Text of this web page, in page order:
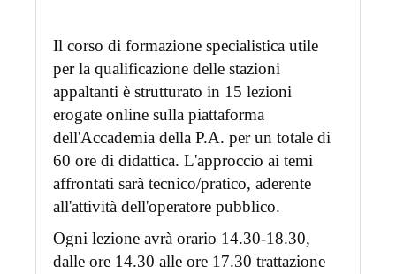
Il corso di formazione specialistica utile
per la qualificazione delle stazioni
appaltanti è strutturato in 15 lezioni
erogate online sulla piattaforma
dell'Accademia della P.A. per un totale di
60 ore di didattica. L'approccio ai temi
affrontati sarà tecnico/pratico, aderente
all'attività dell'operatore pubblico.
Ogni lezione avrà orario 14.30-18.30,
dalle ore 14.30 alle ore 17.30 trattazione